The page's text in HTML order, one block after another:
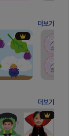
더보기
더보기